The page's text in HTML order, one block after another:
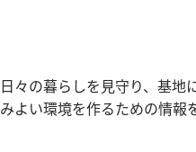
日々の暮らしを見守り、基地
みよい環境を作るための情報